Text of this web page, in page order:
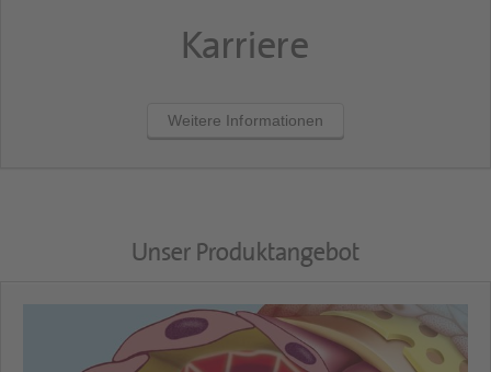
Karriere
Weitere Informationen
Unser Produktangebot